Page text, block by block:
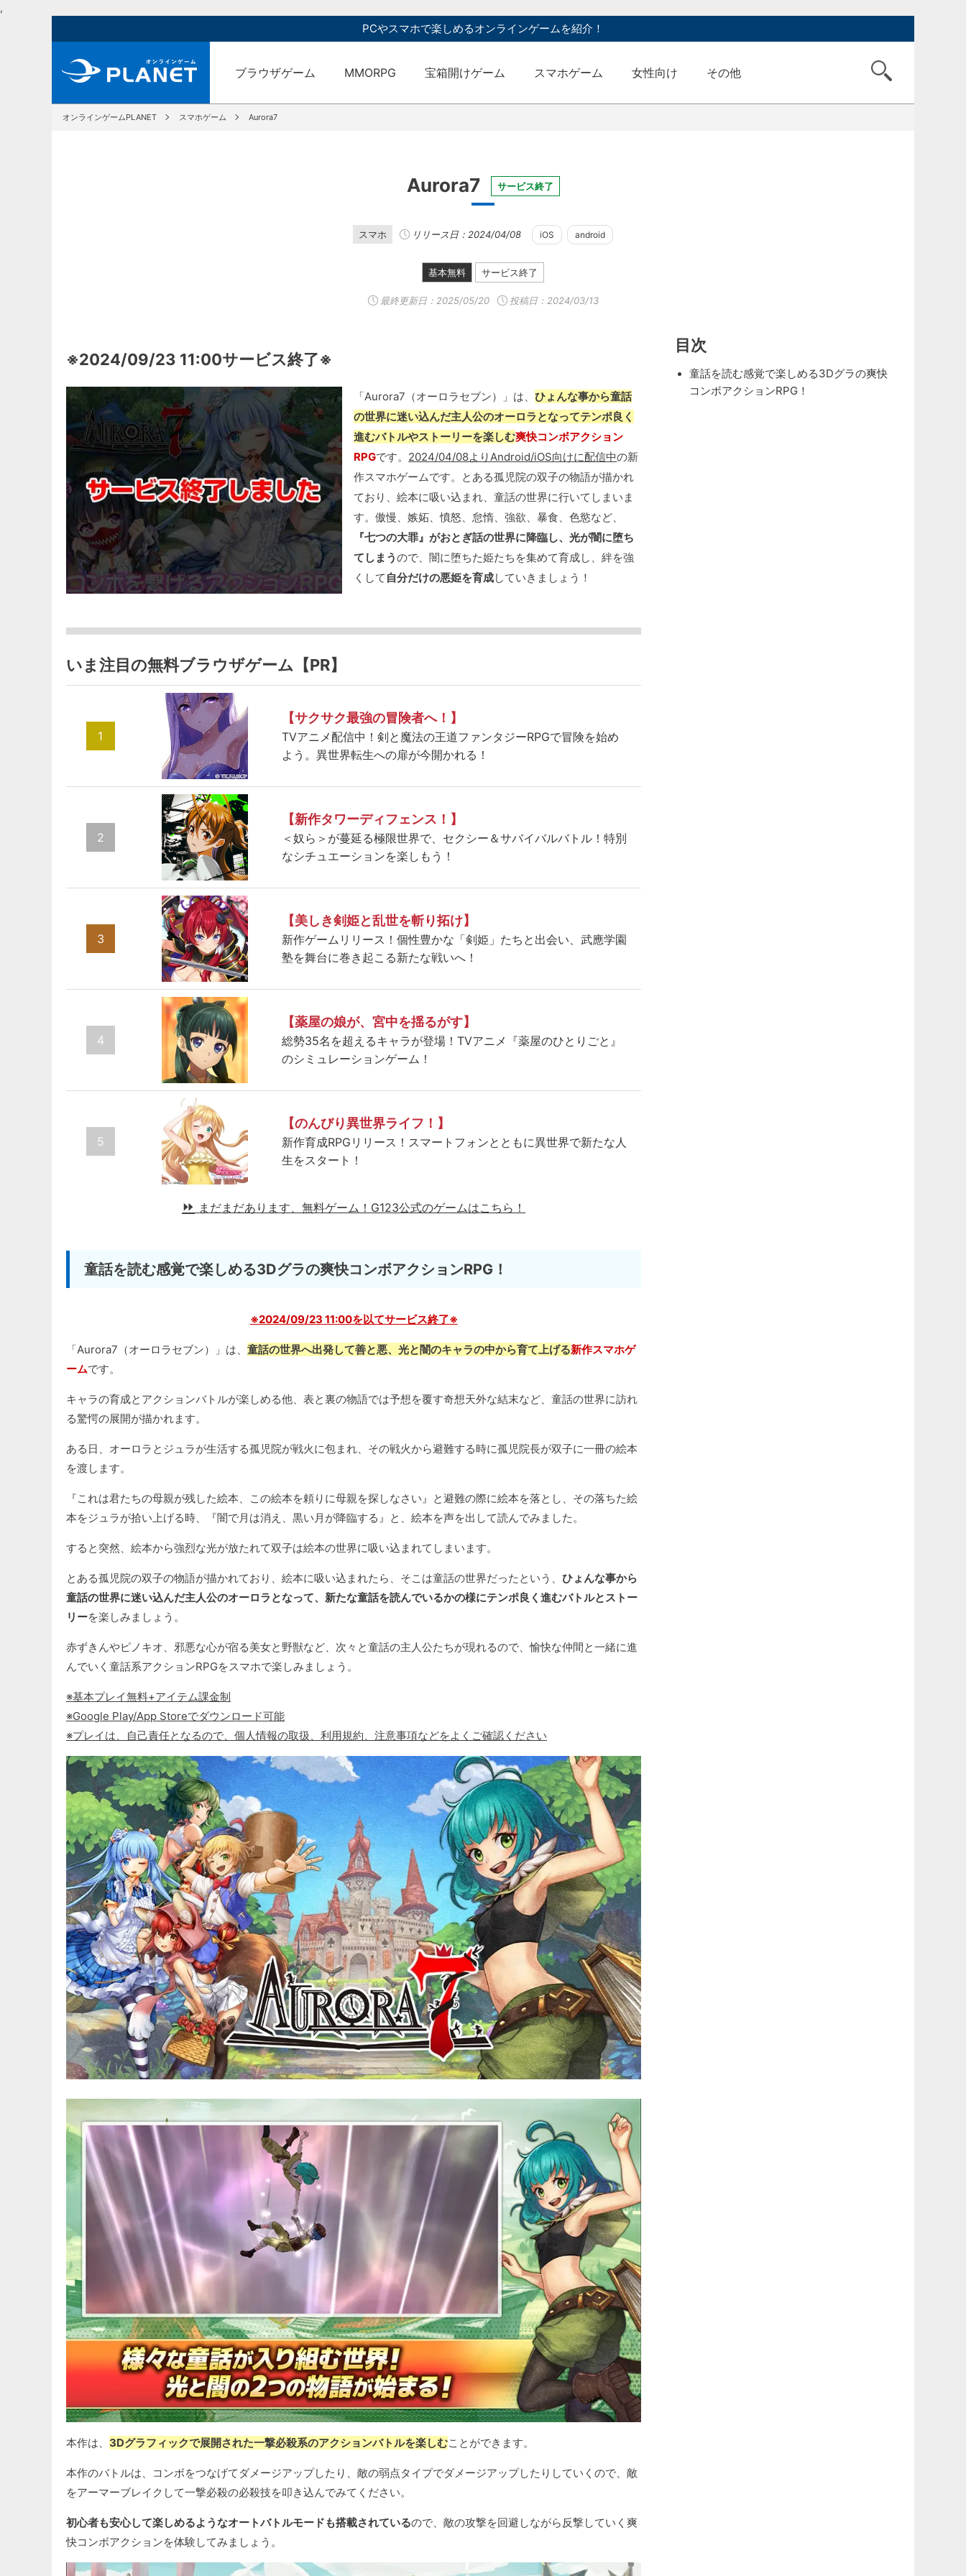
,
PCやスマホで楽しめるオンラインゲームを紹介！
ブラウザゲーム MMORPG 宝箱開けゲーム スマホゲーム 女性向け その他
オンラインゲームPLANET スマホゲーム Aurora7
Aurora7 サービス終了
スマホ リリース日：2024/04/08 iOS android
基本無料 サービス終了
最終更新日： 2025/05/20 投稿日：2024/03/13
※2024/09/23 11:00サービス終了※
「Aurora7（オーロラセブン）」は、ひょんな事から童話
の世界に迷い込んだ主人公のオーロラとなってテンポ良く
進むバトルやストーリーを楽しむ爽快コンボアクション
RPGです。 2024/04/08よりAndroid/iOS向けに配信中の新
作スマホゲームです。とある孤児院の双子の物語が描かれ
ており、絵本に吸い込まれ、童話の世界に行いてしまいま
す。傲慢、嫉妬、憤怒、怠惰、強欲、暴食、色慾など、
『七つの大罪』がおとぎ話の世界に降臨し、光が闇に堕ち
てしまうので、闇に堕ちた姫たちを集めて育成し、絆を強
くして 自分だけの悪姫を育成していきましょう！
いま注目の無料ブラウザゲーム【PR】
1
【サクサク最強の冒険者へ！】
TVアニメ配信中！剣と魔法の王道ファンタジーRPGで冒険を始め
よう。異世界転生への扉が今開かれる！
2
【新作タワーディフェンス！】
＜奴ら＞が蔓延る極限世界で、セクシー＆サバイバルバトル！特別
なシチュエーションを楽しもう！
3
【美しき剣姫と乱世を斬り拓け】
新作ゲームリリース！個性豊かな「剣姫」たちと出会い、武應学園
塾を舞台に巻き起こる新たな戦いへ！
4
【薬屋の娘が、宮中を揺るがす】
総勢35名を超えるキャラが登場！TVアニメ『薬屋のひとりごと』
のシミュレーションゲーム！
5
【のんびり異世界ライフ！】
新作育成RPGリリース！スマートフォンとともに異世界で新たな人
生をスタート！
まだまだあります、無料ゲーム！ G123公式のゲームはこちら！
童話を読む感覚で楽しめる3Dグラの爽快コンボアクションRPG！
※2024/09/23 11:00を以てサービス終了※
「Aurora7（オーロラセブン）」は、 童話の世界へ出発して善と悪、光と闇のキャラの中から育て上げる新作スマホゲ
ームです。
キャラの育成とアクションバトルが楽しめる他、表と裏の物語では予想を覆す奇想天外な結末など、童話の世界に訪れ
る驚愕の展開が描かれます。
ある日、オーロラとジュラが生活する孤児院が戦火に包まれ、その戦火から避難する時に孤児院長が双子に一冊の絵本
を渡します。
『これは君たちの母親が残した絵本、この絵本を頼りに母親を探しなさい』と避難の際に絵本を落とし、その落ちた絵
本をジュラが拾い上げる時、『闇で月は消え、黒い月が降臨する』と、絵本を声を出して読んでみました。
すると突然、絵本から強烈な光が放たれて双子は絵本の世界に吸い込まれてしまいます。
とある孤児院の双子の物語が描かれており、絵本に吸い込まれたら、そこは童話の世界だったという、 ひょんな事から
童話の世界に迷い込んだ主人公のオーロラとなって、新たな童話を読んでいるかの様にテンポ良く進むバトルとストー
リーを楽しみましょう。
赤ずきんやピノキオ、邪悪な心が宿る美女と野獣など、次々と童話の主人公たちが現れるので、愉快な仲間と一緒に進
んでいく童話系アクションRPGをスマホで楽しみましょう。
※基本プレイ無料+アイテム課金制
※Google Play/App Storeでダウンロード可能
※プレイは、自己責任となるので、個人情報の取扱、利用規約、注意事項などをよくご確認ください
本作は、 3Dグラフィックで展開された一撃必殺系のアクションバトルを楽しむことができます。
本作のバトルは、コンボをつなげてダメージアップしたり、敵の弱点タイプでダメージアップしたりしていくので、敵
をアーマーブレイクして一撃必殺の必殺技を叩き込んでみてください。
初心者も安心して楽しめるようなオートバトルモードも搭載されているので、敵の攻撃を回避しながら反撃していく爽
快コンボアクションを体験してみましょう。
目次
童話を読む感覚で楽しめる3Dグラの爽快
コンボアクションRPG！